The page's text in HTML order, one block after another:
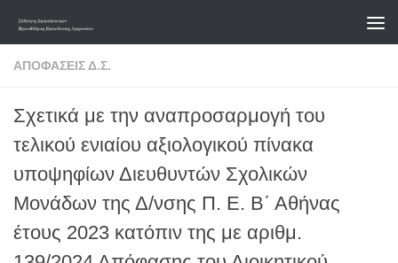
Skip to content
ΑΠΟΦΆΣΕΙΣ Δ.Σ.
Σχετικά με την αναπροσαρμογή του
τελικού ενιαίου αξιολογικού πίνακα
υποψηφίων Διευθυντών Σχολικών
Μονάδων της Δ/νσης Π. Ε. Β΄ Αθήνας
έτους 2023 κατόπιν της με αριθμ.